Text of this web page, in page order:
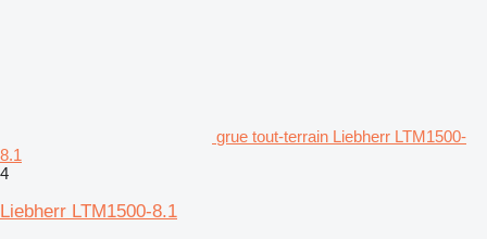
grue tout-terrain Liebherr LTM1500-
8.1
4
Liebherr LTM1500-8.1